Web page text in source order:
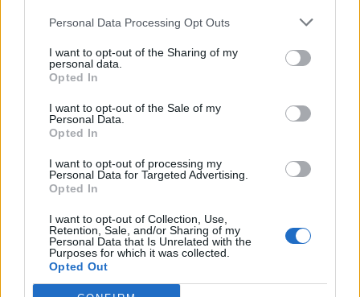
Personal Data Processing Opt Outs
I want to opt-out of the Sharing of my
personal data.
Opted In
I want to opt-out of the Sale of my
Personal Data.
Opted In
I want to opt-out of processing my
Personal Data for Targeted Advertising.
Opted In
I want to opt-out of Collection, Use,
Retention, Sale, and/or Sharing of my
Personal Data that Is Unrelated with the
Purposes for which it was collected.
Opted Out
Астронавти на NASA излязоха в
открития космос
07.08.2026 / 15:00